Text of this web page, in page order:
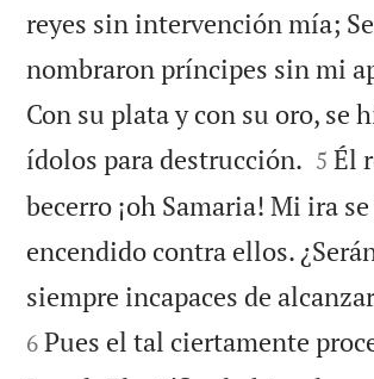
reyes sin intervención mía; Se
nombraron príncipes sin mi
Con su plata y con su oro, se
ídolos para destrucción. 

5 Él
becerro ¡oh Samaria! Mi ira
encendido contra ellos.
siempre incapaces de
6 Pues el tal ciertamente